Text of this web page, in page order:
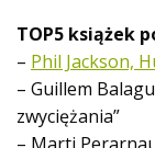
TOP5 książek
– Phil Jackson,
– Guillem
zwyciężania”